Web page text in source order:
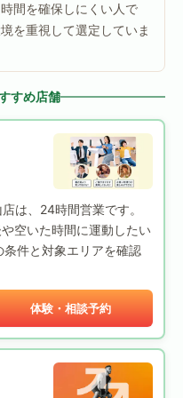
間を確保しにくい人で
を重視して選定していま
すめ店舗
は、24時間営業です。
空いた時間に運動したい
件と対象エリアを確認
体験・相談予約